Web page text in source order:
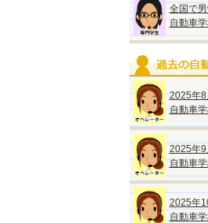
全国で
自動車
2025年8
自動車
2025年9
自動車
2025年
自動車